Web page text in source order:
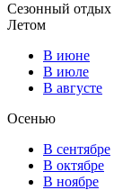
Сезонный отдых
Летом
В июне
В июле
В августе
Осенью
В сентябре
В октябре
В ноябре